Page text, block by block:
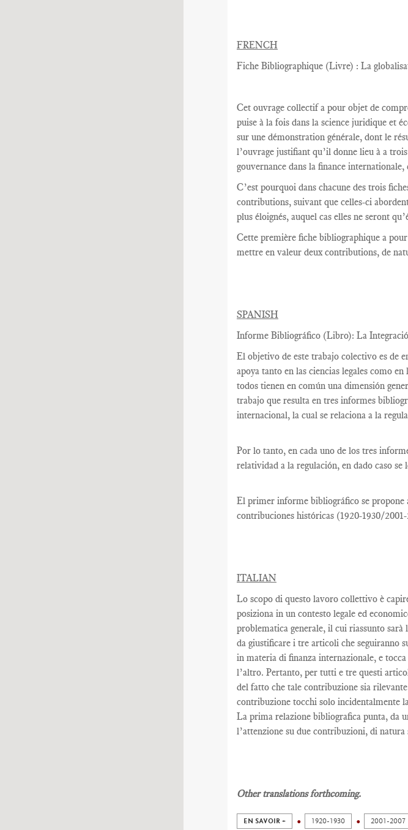
FRENCH
Fiche Bibliographique (Livre) : La
Cet ouvrage collectif a pour objet de
puise à la fois dans la science juridique et
sur une démonstration générale, dont le
l’ouvrage justifiant qu’il donne lieu à a
gouvernance dans la finance
C’est pourquoi dans chacune des trois
contributions, suivant que celles-ci
plus éloignés, auquel cas elles ne seront
Cette première fiche bibliographique a
mettre en valeur deux contributions, de
SPANISH
Informe Bibliográfico (Libro): La
El objetivo de este trabajo colectivo es de
apoya tanto en las ciencias legales como
todos tienen en común una dimensión
trabajo que resulta en tres informes
internacional, la cual se relaciona a la
Por lo tanto, en cada uno de los tres
relatividad a la regulación, en dado caso se
El primer informe bibliográfico se propone
contribuciones históricas (1920-1930/
ITALIAN
Lo scopo di questo lavoro collettivo è
posiziona in un contesto legale ed
problematica generale, il cui riassunto
da giustificare i tre articoli che seguiranno
in materia di finanza internazionale, e
l’altro. Pertanto, per tutti e tre questi
del fatto che tale contribuzione sia
contribuzione tocchi solo incidentalmente
La prima relazione bibliografica punta, da
l’attenzione su due contribuzioni, di natura
Other translations forthcoming.
EN SAVOIR + 1920-1930 2001-2007